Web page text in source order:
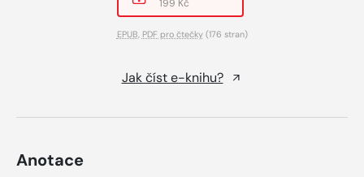
199 Kč
EPUB, PDF pro čtečky(176 stran)
Jak číst e-knihu?
Anotace